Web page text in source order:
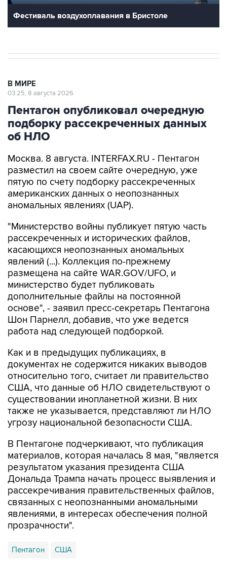
Фестиваль воздухоплавания в Бристоле
В МИРЕ
03:25, 8 августа 2026
Пентагон опубликовал очередную
подборку рассекреченных данных
об НЛО
Москва. 8 августа. INTERFAX.RU - Пентагон
разместил на своем сайте очередную, уже
пятую по счету подборку рассекреченных
американских данных о неопознанных
аномальных явлениях (UAP).
"Министерство войны публикует пятую часть
рассекреченных и исторических файлов,
касающихся неопознанных аномальных
явлений (...). Коллекция по-прежнему
размещена на сайте WAR.GOV/UFO, и
министерство будет публиковать
дополнительные файлы на постоянной
основе", - заявил пресс-секретарь Пентагона
Шон Парнелл, добавив, что уже ведется
работа над следующей подборкой.
Как и в предыдущих публикациях, в
документах не содержится никаких выводов
относительно того, считает ли правительство
США, что данные об НЛО свидетельствуют о
существовании инопланетной жизни. В них
также не указывается, представляют ли НЛО
угрозу национальной безопасности США.
В Пентагоне подчеркивают, что публикация
материалов, которая началась 8 мая, "является
результатом указания президента США
Дональда Трампа начать процесс выявления и
рассекречивания правительственных файлов,
связанных с неопознанными аномальными
явлениями, в интересах обеспечения полной
прозрачности".
Пентагон США